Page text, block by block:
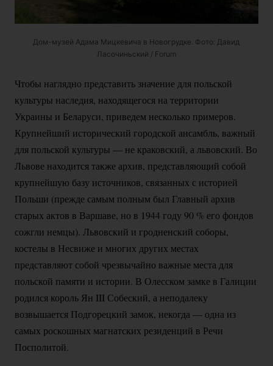
Дом-музей Адама Мицкевича в Новогрудке. Фото: Давид
Ласочиньский / Forum
Чтобы наглядно представить значение для польской
культуры наследия, находящегося на территории
Украины и Беларуси, приведем несколько примеров.
Крупнейший исторический городской ансамбль, важный
для польской культуры — не краковский, а львовский. Во
Львове находится также архив, представляющий собой
крупнейшую базу источников, связанных с историей
Польши (прежде самым полным был Главный архив
старых актов в Варшаве, но в 1944 году90 % его фондов
сожгли немцы). Львовский и гродненский соборы,
костелы в Несвиже и многих других местах
представляют собой чрезвычайно важные места для
польской памяти и истории. В Олесском замке в Галиции
родился король Ян III Собеский, а неподалеку
возвышается Подгорецкий замок, некогда — одна из
самых роскошных магнатских резиденций в Речи
Посполитой.